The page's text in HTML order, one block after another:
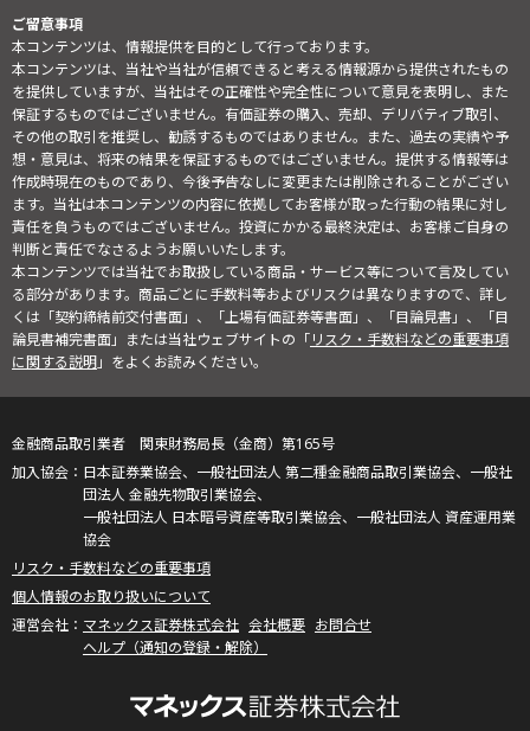
ご留意事項
本コンテンツは、情報提供を目的として行っております。
本コンテンツは、当社や当社が信頼できると考える情報源から提供されたもの
を提供していますが、当社はその正確性や完全性について意見を表明し、また
保証するものではございません。有価証券の購入、売却、デリバティブ取引、
その他の取引を推奨し、勧誘するものではありません。また、過去の実績や予
想・意見は、将来の結果を保証するものではございません。提供する情報等は
作成時現在のものであり、今後予告なしに変更または削除されることがござい
ます。当社は本コンテンツの内容に依拠してお客様が取った行動の結果に対し
責任を負うものではございません。投資にかかる最終決定は、お客様ご自身の
判断と責任でなさるようお願いいたします。
本コンテンツでは当社でお取扱している商品・サービス等について言及してい
る部分があります。商品ごとに手数料等およびリスクは異なりますので、詳し
くは「契約締結前交付書面」、「上場有価証券等書面」、「目論見書」、「目
論見書補完書面」または当社ウェブサイトの「リスク・手数料などの重要事項
に関する説明」をよくお読みください。
金融商品取引業者 関東財務局長（金商）第165号
日本証券業協会、一般社団法人 第二種金融商品取引業協会、一般社
団法人 金融先物取引業協会、
一般社団法人 日本暗号資産等取引業協会、一般社団法人 資産運用業
協会
リスク・手数料などの重要事項
個人情報のお取り扱いについて
マネックス証券株式会社 会社概要 お問合せ
ヘルプ（通知の登録・解除）